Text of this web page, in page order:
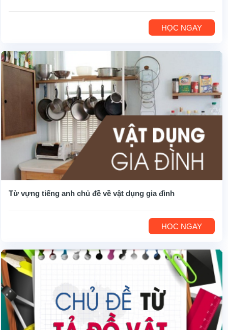
HỌC NGAY
Từ vựng tiếng anh chủ đề về vật dụng gia đình
HỌC NGAY